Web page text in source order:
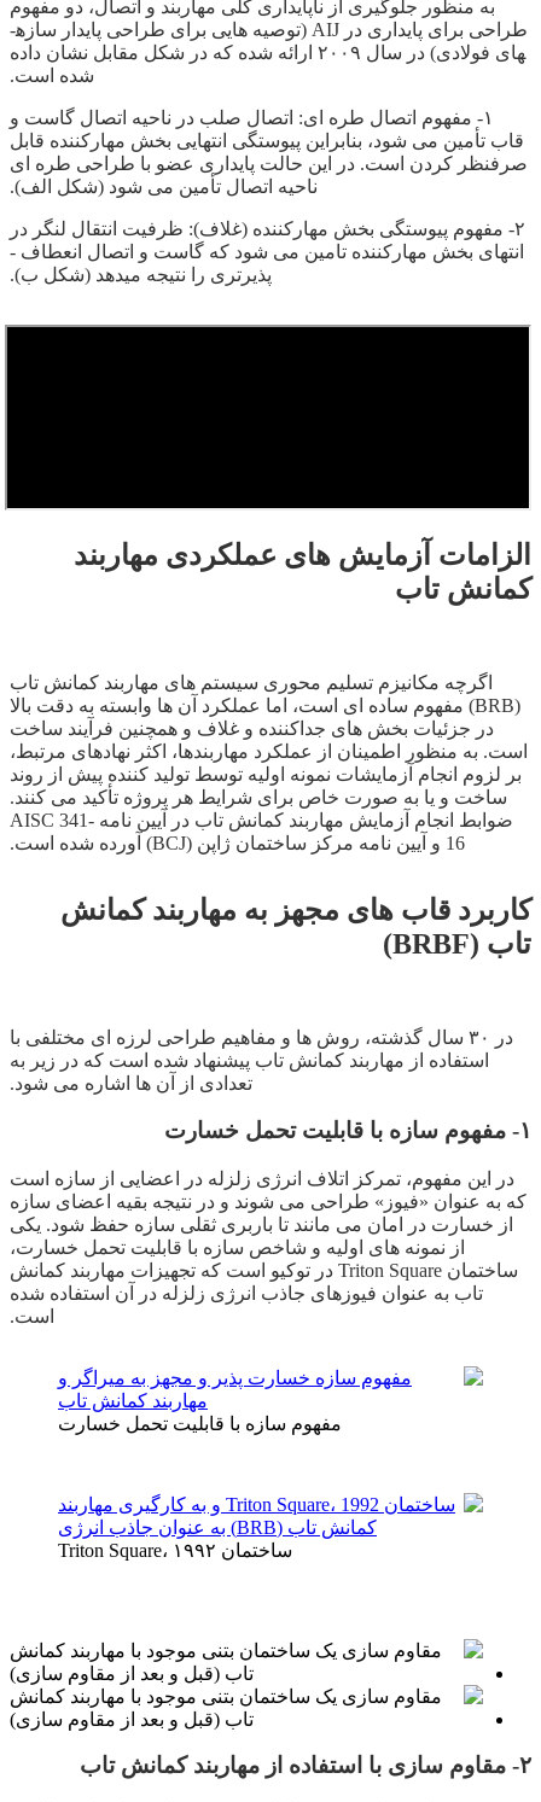
به منظور جلوگیری از ناپایداری کلی مهاربند و اتصال، دو مفهوم
طراحی برای پایداری در AIJ (توصیه ­هایی برای طراحی پایدار سازه­
های فولادی) در سال ۲۰۰۹ ارائه شده که در شکل مقابل نشان داده
شده است.
۱- مفهوم اتصال طره ­ای: اتصال صلب در ناحیه اتصال گاست و
قاب تأمین می شود، بنابراین پیوستگی انتهایی بخش مهارکننده قابل
صرفنظر کردن است. در این حالت پایداری عضو با طراحی طره ­ای
ناحیه اتصال تأمین می­ شود (شکل الف).
۲- مفهوم پیوستگی بخش مهارکننده (غلاف): ظرفیت انتقال لنگر در
انتهای بخش مهارکننده تامین می­ شود که گاست و اتصال انعطاف ­
پذیرتری را نتیجه می­دهد (شکل ب).
الزامات آزمایش های عملکردی مهاربند
کمانش تاب
اگرچه مکانیزم تسلیم محوری سیستم های مهاربند کمانش تاب
(BRB) مفهوم ساده­ ای است، اما عملکرد آن ­ها وابسته به دقت بالا
در جزئیات بخش ­های جداکننده و غلاف و همچنین فرآیند ساخت
است. به منظور اطمینان از عملکرد مهاربندها، اکثر نهادهای مرتبط،
بر لزوم انجام آزمایشات نمونه اولیه توسط تولید کننده پیش از روند
ساخت و یا به صورت خاص برای شرایط هر پروژه تأکید می ­کنند.
ضوابط انجام آزمایش مهاربند کمانش تاب در آیین ­نامه AISC 341-
16 و آیین ­نامه مرکز ساختمان ژاپن (BCJ) آورده شده است.
کاربرد قاب ­های مجهز به مهاربند کمانش
تاب (BRBF)
در ۳۰ سال گذشته، روش ­ها و مفاهیم طراحی لرزه ­ای مختلفی با
استفاده از مهاربند کمانش تاب پیشنهاد شده است که در زیر به
تعدادی از آن ­ها اشاره می­ شود.
۱- مفهوم سازه با قابلیت تحمل خسارت
در این مفهوم، تمرکز اتلاف انرژی زلزله در اعضایی از سازه است
که به عنوان «فیوز» طراحی می ­شوند و در نتیجه بقیه اعضای سازه
از خسارت در امان می ­مانند تا باربری ثقلی سازه حفظ شود. یکی
از نمونه ­های اولیه و شاخص سازه با قابلیت تحمل خسارت،
ساختمان Triton Square در توکیو است که تجهیزات مهاربند کمانش
تاب به عنوان فیوزهای جاذب انرژی زلزله در آن استفاده شده
است.
مفهوم سازه با قابلیت تحمل خسارت
ساختمان Triton Square، ۱۹۹۲
۲- مقاوم ­سازی با استفاده از مهاربند کمانش تاب